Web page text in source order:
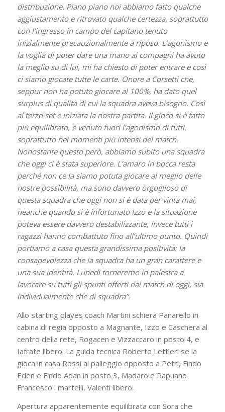
distribuzione. Piano piano noi abbiamo fatto qualche
aggiustamento e ritrovato qualche certezza, soprattutto
con l’ingresso in campo del capitano tenuto
inizialmente precauzionalmente a riposo. L’agonismo e
la voglia di poter dare una mano ai compagni ha avuto
la meglio su di lui, mi ha chiesto di poter entrare e così
ci siamo giocate tutte le carte. Onore a Corsetti che,
seppur non ha potuto giocare al 100%, ha dato quel
surplus di qualità di cui la squadra aveva bisogno. Così
al terzo set è iniziata la nostra partita. Il gioco si è fatto
più equilibrato, è venuto fuori l’agonismo di tutti,
soprattutto nei momenti più intensi del match.
Nonostante questo però, abbiamo subito una squadra
che oggi ci è stata superiore. L’amaro in bocca resta
perché non ce la siamo potuta giocare al meglio delle
nostre possibilità, ma sono davvero orgoglioso di
questa squadra che oggi non si è data per vinta mai,
neanche quando si è infortunato Izzo e la situazione
poteva essere davvero destabilizzante, invece tutti i
ragazzi hanno combattuto fino all’ultimo punto. Quindi
portiamo a casa questa grandissima positività: la
consapevolezza che la squadra ha un gran carattere e
una sua identità. Lunedì torneremo in palestra a
lavorare su tutti gli spunti offerti dal match di oggi, sia
individualmente che di squadra”.
Allo starting playes coach Martini schiera Panarello in
cabina di regia opposto a Magnante, Izzo e Caschera al
centro della rete, Rogacen e Vizzaccaro in posto 4, e
Iafrate libero. La guida tecnica Roberto Lettieri se la
gioca in casa Rossi al palleggio opposto a Petri, Findo
Eden e Findo Adan in posto 3, Madaro e Rapuano
Francesco i martelli, Valenti libero.
Apertura apparentemente equilibrata con Sora che